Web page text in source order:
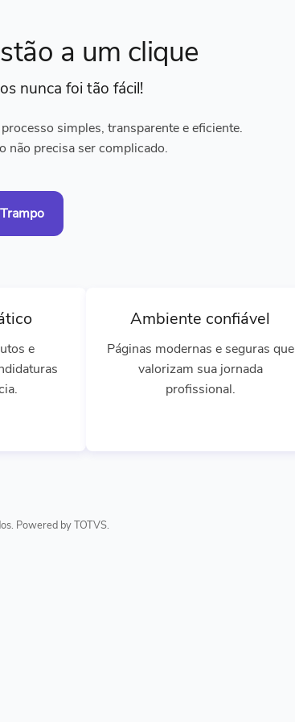
a um clique
nunca foi tão fácil!
simples, transparente e eficiente.
não precisa ser complicado.
e
Ambiente confiável
Páginas modernas e seguras que
valorizam sua jornada
profissional.
Powered by TOTVS.